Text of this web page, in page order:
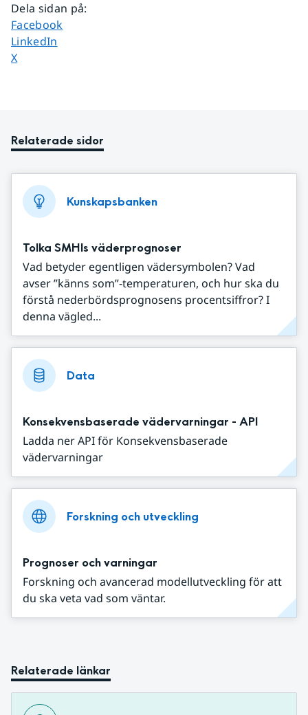
Dela sidan på:
Dela sidan på
Facebook
Dela sidan på
LinkedIn
Dela sidan på
X
Relaterade sidor
Kunskapsbanken
Tolka SMHIs väderprognoser
Vad betyder egentligen vädersymbolen? Vad
avser ”känns som”-temperaturen, och hur ska du
förstå nederbördsprognosens procentsiffror? I
denna vägled...
Data
Konsekvensbaserade vädervarningar - API
Ladda ner API för Konsekvensbaserade
vädervarningar
Forskning och utveckling
Prognoser och varningar
Forskning och avancerad modellutveckling för att
du ska veta vad som väntar.
Relaterade länkar